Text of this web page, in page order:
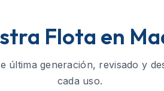
Flota en
última generación, revisado y
cada uso.